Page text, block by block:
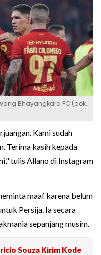
Bhayangkara FC (dok.
Kami sudah
Terima kasih kepada
tulis Allano di Instagram
maaf karena belum
Persija. Ia secara
sepanjang musim.
Souza Kirim Kode